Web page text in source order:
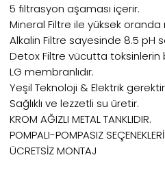
5 filtrasyon aşaması içerir.
Mineral Filtre ile yüksek
Alkalin Filtre sayesinde 8.5 pH
Detox Filtre vücutta toksinlerin
LG membranlıdır.
Yeşil Teknoloji & Elektrik
Sağlıklı ve lezzetli su üretir.
KROM AĞIZLI METAL TANKLIDIR.
POMPALI-POMPASIZ SEÇENEKLERİ
ÜCRETSİZ MONTAJ